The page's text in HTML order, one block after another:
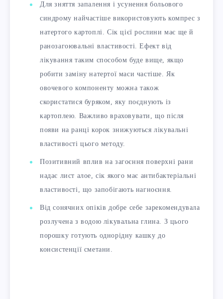
Для зняття запалення і усунення больового
синдрому найчастіше використовують компрес з
натертого картоплі. Сік цієї рослини має ще й
ранозагоювальні властивості. Ефект від
лікування таким способом буде вище, якщо
робити заміну натертої маси частіше. Як
овочевого компоненту можна також
скористатися буряком, яку поєднують із
картоплею. Важливо враховувати, що після
появи на ранці корок знижуються лікувальні
властивості цього методу.
Позитивний вплив на загоєння поверхні рани
надає лист алое, сік якого має антибактеріальні
властивості, що запобігають нагноєння.
Від сонячних опіків добре себе зарекомендувала
розлучена з водою лікувальна глина. З цього
порошку готують однорідну кашку до
консистенції сметани.